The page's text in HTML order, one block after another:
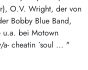
O.V. Wright, der von
Bobby Blue Band,
u.a. bei Motown
a- cheatin `soul ... "